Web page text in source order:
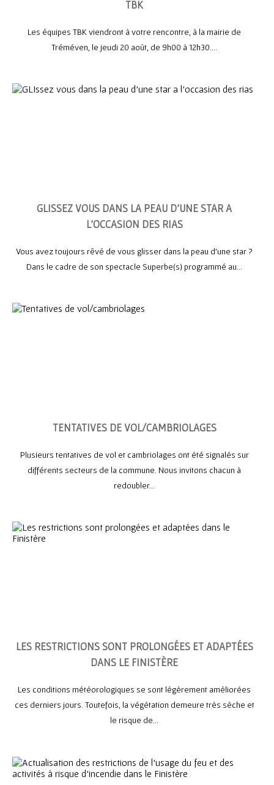
TBK
Les équipes TBK viendront à votre rencontre, à la mairie de
Tréméven, le jeudi 20 août, de 9h00 à 12h30....
GLISSEZ VOUS DANS LA PEAU D’UNE STAR A
L’OCCASION DES RIAS
Vous avez toujours rêvé de vous glisser dans la peau d’une star ?
Dans le cadre de son spectacle Superbe(s) programmé au...
TENTATIVES DE VOL/CAMBRIOLAGES
Plusieurs tentatives de vol et cambriolages ont été signalés sur
différents secteurs de la commune. Nous invitons chacun à
redoubler...
LES RESTRICTIONS SONT PROLONGÉES ET ADAPTÉES
DANS LE FINISTÈRE
Les conditions météorologiques se sont légèrement améliorées
ces derniers jours. Toutefois, la végétation demeure très sèche et
le risque de...